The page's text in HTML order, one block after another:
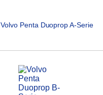
Volvo Penta Duoprop A-Serie